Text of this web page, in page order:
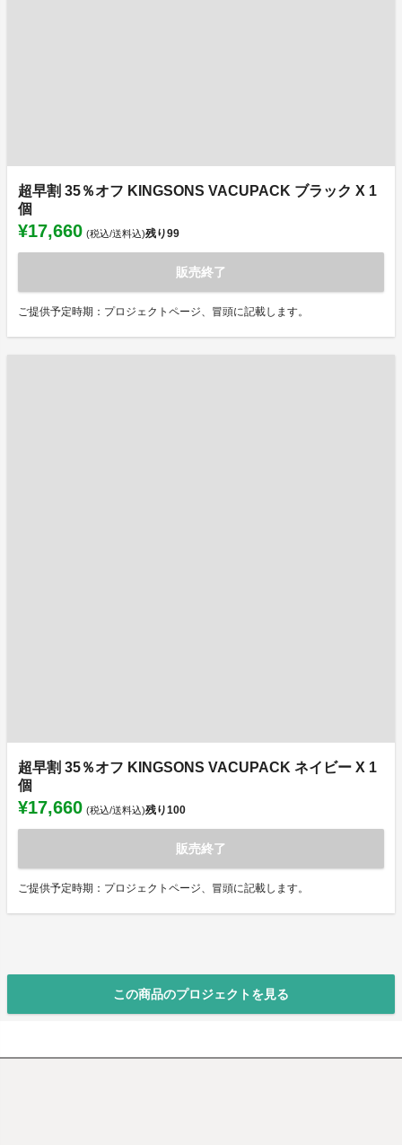
超早割 35％オフ KINGSONS VACUPACK ブラック X 1
個
¥17,660 (税込/送料込)残り99
販売終了
ご提供予定時期：プロジェクトページ、冒頭に記載します。
超早割 35％オフ KINGSONS VACUPACK ネイビー X 1
個
¥17,660 (税込/送料込)残り100
販売終了
ご提供予定時期：プロジェクトページ、冒頭に記載します。
この商品のプロジェクトを見る